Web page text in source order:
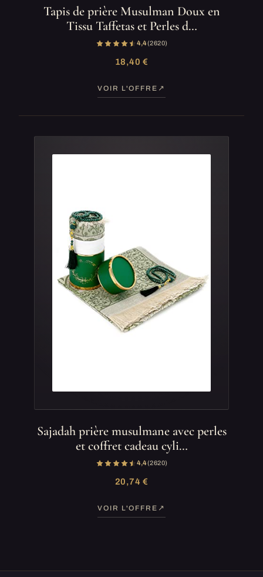
Tapis de prière Musulman Doux en
Tissu Taffetas et Perles d…
4,4(2 620)
18,40 €
VOIR L'OFFRE
Sajadah prière musulmane avec perles
et coffret cadeau cyli…
4,4(2 620)
20,74 €
VOIR L'OFFRE